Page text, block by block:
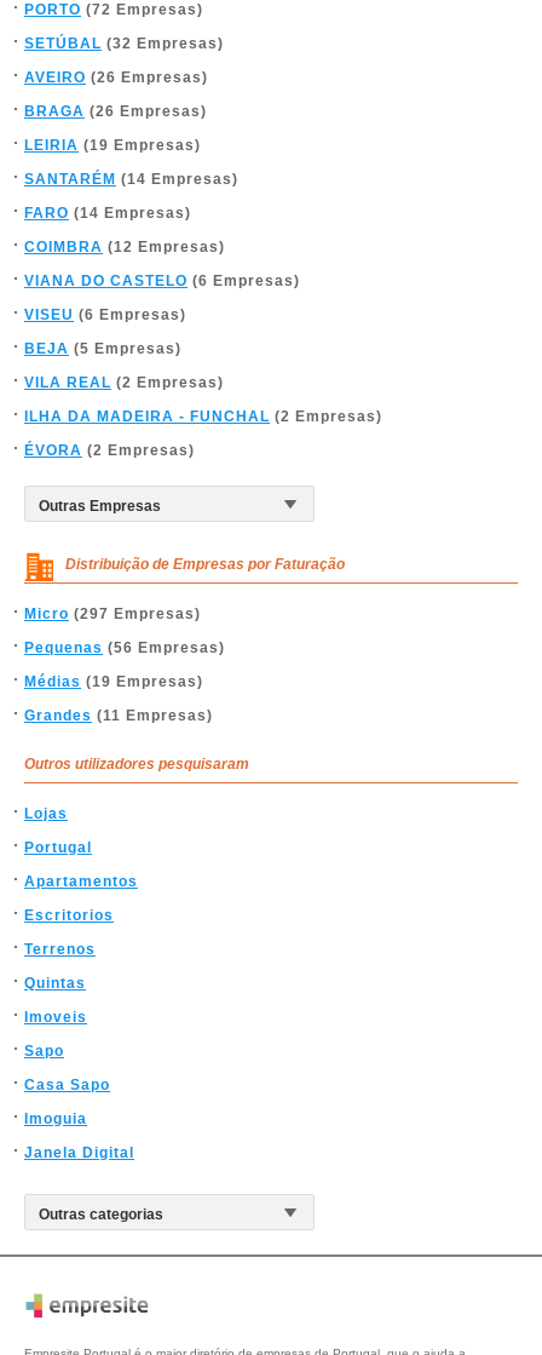
PORTO (72 Empresas)
SETÚBAL (32 Empresas)
AVEIRO (26 Empresas)
BRAGA (26 Empresas)
LEIRIA (19 Empresas)
SANTARÉM (14 Empresas)
FARO (14 Empresas)
COIMBRA (12 Empresas)
VIANA DO CASTELO (6 Empresas)
VISEU (6 Empresas)
BEJA (5 Empresas)
VILA REAL (2 Empresas)
ILHA DA MADEIRA - FUNCHAL (2 Empresas)
ÉVORA (2 Empresas)
Distribuição de Empresas por Faturação
Micro (297 Empresas)
Pequenas (56 Empresas)
Médias (19 Empresas)
Grandes (11 Empresas)
Outros utilizadores pesquisaram
Lojas
Portugal
Apartamentos
Escritorios
Terrenos
Quintas
Imoveis
Sapo
Casa Sapo
Imoguia
Janela Digital